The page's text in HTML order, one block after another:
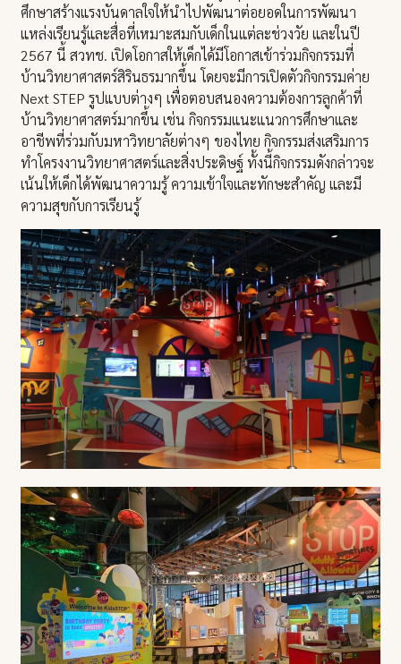
ศึกษาสร้างแรงบันดาลใจให้นำไปพัฒนาต่อยอดในการพัฒนา
แหล่งเรียนรู้และสื่อที่เหมาะสมกับเด็กในแต่ละช่วงวัย และในปี
2567 นี้ สวทช. เปิดโอกาสให้เด็กได้มีโอกาสเข้าร่วมกิจกรรมที่
บ้านวิทยาศาสตร์สิรินธรมากขึ้น โดยจะมีการเปิดตัวกิจกรรมค่าย
Next STEP รูปแบบต่างๆ เพื่อตอบสนองความต้องการลูกค้าที่
บ้านวิทยาศาสตร์มากขึ้น เช่น กิจกรรมแนะแนวการศึกษาและ
อาชีพที่ร่วมกับมหาวิทยาลัยต่างๆ ของไทย กิจกรรมส่งเสริมการ
ทำโครงงานวิทยาศาสตร์และสิ่งประดิษฐ์ ทั้งนี้กิจกรรมดังกล่าวจะ
เน้นให้เด็กได้พัฒนาความรู้ ความเข้าใจและทักษะสำคัญ และมี
ความสุขกับการเรียนรู้